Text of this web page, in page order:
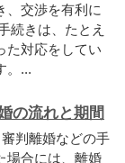
、交渉を有利に
続きは、たとえ
た対応をしてい
。...
の流れと期間
判離婚などの手
場合には、離婚